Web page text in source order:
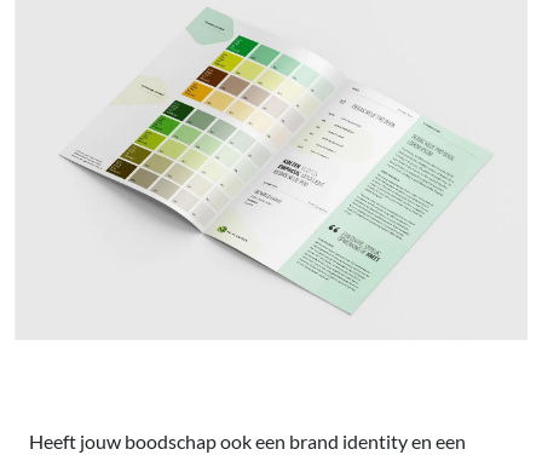
Heeft jouw boodschap ook een brand identity en een